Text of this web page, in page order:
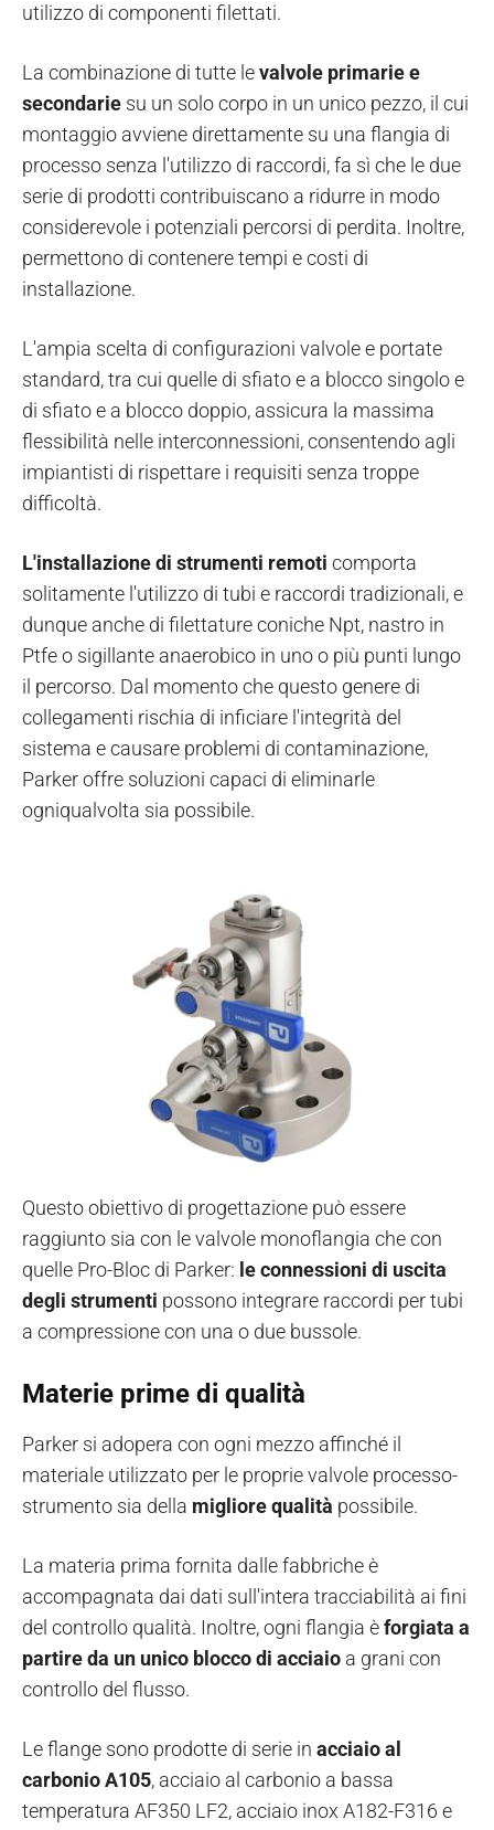
utilizzo di componenti filettati.
La combinazione di tutte levalvole primarie e
secondarie su un solo corpo in un unico pezzo, il cui
montaggio avviene direttamente su una flangia di
processo senza l'utilizzo di raccordi, fa sì che le due
serie di prodotti contribuiscano a ridurre in modo
considerevole i potenziali percorsi di perdita. Inoltre,
permettono di contenere tempi e costi di
installazione.
L'ampia scelta di configurazioni valvole e portate
standard, tra cui quelle di sfiato e a blocco singolo e
di sfiato e a blocco doppio, assicura la massima
flessibilità nelle interconnessioni, consentendo agli
impiantisti di rispettare i requisiti senza troppe
difficoltà.
L'installazione di strumenti remoti comporta
solitamente l'utilizzo di tubi e raccordi tradizionali, e
dunque anche di filettature coniche Npt, nastro in
Ptfe o sigillante anaerobico in uno o più punti lungo
il percorso. Dal momento che questo genere di
collegamenti rischia di inficiare l'integrità del
sistema e causare problemi di contaminazione,
Parker offre soluzioni capaci di eliminarle
ogniqualvolta sia possibile.
Questo obiettivo di progettazione può essere
raggiunto sia con le valvole monoflangia che con
quelle Pro-Bloc di Parker: le connessioni di uscita
degli strumenti possono integrare raccordi per tubi
a compressione con una o due bussole.
Materie prime di qualità
Parker si adopera con ogni mezzo affinché il
materiale utilizzato per le proprie valvole processo-
strumento sia della migliore qualità possibile.
La materia prima fornita dalle fabbriche è
accompagnata dai dati sull'intera tracciabilità ai fini
del controllo qualità. Inoltre, ogni flangia èforgiata a
partire da un unico blocco di acciaio a grani con
controllo del flusso.
Le flange sono prodotte di serie in acciaio al
carbonio A105, acciaio al carbonio a bassa
temperatura AF350 LF2, acciaio inox A182-F316 e